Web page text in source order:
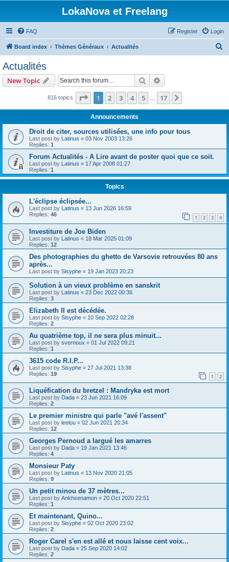
LokaNova et Freelang
FAQ Login
Register
Board index Thèmes Généraux Actualités
Actualités
New Topic Search
816 topics Page 1of 17
1 2 3 4 5 17
Announcements
Droit de citer, sources utilisées, une info pour tous
Last post by Latinus « 03 Nov 2003 13:26
Replies: 1
Forum Actualités - A Lire avant de poster quoi que ce soit.
Last post by Latinus « 17 Apr 2008 01:27
Replies: 1
Topics
L'éclipse éclipsée...
Last post by Latinus « 13 Jun 2026 16:59
Replies: 46 1 2 3 4
Investiture de Joe Biden
Last post by Latinus « 18 Mar 2025 01:09
Replies: 12
Des photographies du ghetto de Varsovie retrouvées 80 ans
après...
Last post by Sisyphe « 19 Jan 2023 20:23
Solution à un vieux problème en sanskrit
Last post by Latinus « 23 Dec 2022 00:36
Replies: 3
Elizabeth II est décédée.
Last post by Sisyphe « 10 Sep 2022 02:28
Replies: 2
Au quatrième top, il ne sera plus minuit...
Last post by svernoux « 01 Jul 2022 09:21
Replies: 1
3615 code R.I.P...
Last post by Sisyphe « 27 Jul 2021 13:38
Replies: 19 1 2
Liquéfication du bretzel : Mandryka est mort
Last post by Dada « 23 Jun 2021 16:09
Replies: 2
Le premier ministre qui parle "avé l'assent"
Last post by leelou « 02 Jun 2021 20:34
Replies: 12
Georges Pernoud a largué les amarres
Last post by Dada « 19 Jan 2021 13:46
Replies: 4
Monsieur Paty
Last post by Latinus « 13 Nov 2020 21:05
Replies: 9
Un petit minou de 37 mètres...
Last post by Ankhsenamon « 20 Oct 2020 22:51
Replies: 1
Et maintenant, Quino...
Last post by Sisyphe « 02 Oct 2020 23:02
Replies: 2
Roger Carel s'en est allé et nous laisse cent voix...
Last post by Dada « 25 Sep 2020 14:02
Replies: 2